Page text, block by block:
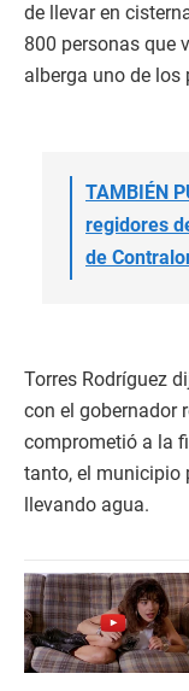
de llevar en
800 personas que
alberga uno de los
TAMBIÉN
regidores
de
Torres Rodríguez
con el gobernador
comprometió a la
tanto, el municipio
llevando agua.